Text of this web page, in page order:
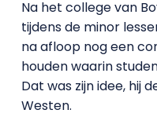
Na het college van
tijdens de minor
na afloop nog een
houden waarin
Dat was zijn idee, hij
Westen.